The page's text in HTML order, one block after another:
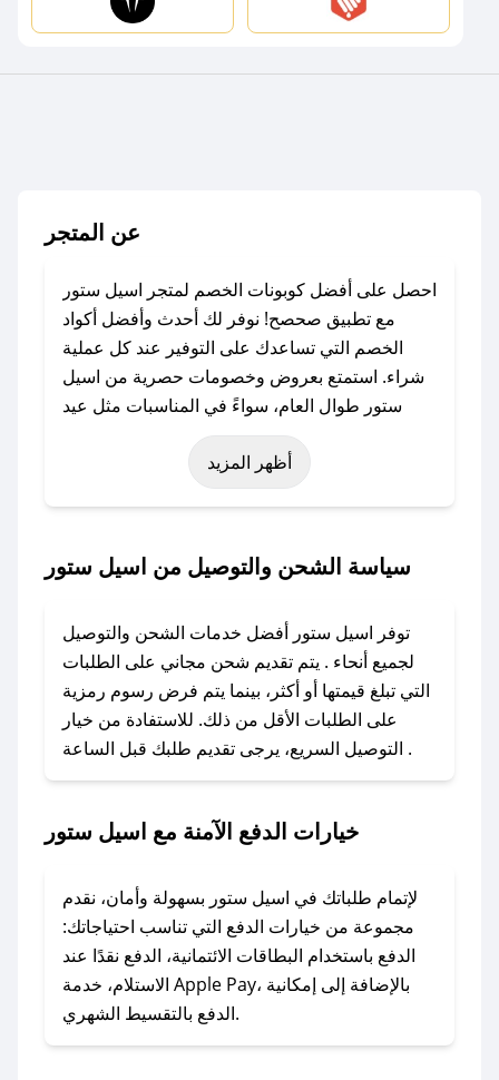
عن المتجر
احصل على أفضل كوبونات الخصم لمتجر اسيل ستور
مع تطبيق صحصح! نوفر لك أحدث وأفضل أكواد
الخصم التي تساعدك على التوفير عند كل عملية
شراء. استمتع بعروض وخصومات حصرية من اسيل
ستور طوال العام، سواءً في المناسبات مثل عيد
الفطر، عيد الأضحى، الجمعة البيضاء (شهر نوفمبر)،
رمضان، اليوم الوطني، يوم التأسيس، أو حتى عروض
باستخدام تطبيق صحصح، يمكنك العثور بسهولة على
تواصل معنا عبر تويتر أو البريد الإلكتروني لإضافته
بسرعة.
### كيفية استخدام كود خصم اسيل ستور؟
1. انسخ كود الخصم من تطبيق صحصح.
2. الصقه في خانة الدفع عند التسوق من اسيل ستور.
### ماذا أفعل إذا لم يعمل كود الخصم؟
الرسائل الخاصة على تويتر أو البريد الإلكتروني،
وسنقوم بحل المشكلة في أسرع وقت ممكن.
### ماذا أفعل إذا لم أجد كود خصم لمتجري
المفضل؟
في حال عدم توفر كوبونات لمتجرك المفضل، يمكنك
أظهر المزيد
سياسة الشحن والتوصيل من اسيل ستور
توفر اسيل ستور أفضل خدمات الشحن والتوصيل
لجميع أنحاء . يتم تقديم شحن مجاني على الطلبات
التي تبلغ قيمتها أو أكثر، بينما يتم فرض رسوم رمزية
على الطلبات الأقل من ذلك. للاستفادة من خيار
التوصيل السريع، يرجى تقديم طلبك قبل الساعة .
خيارات الدفع الآمنة مع اسيل ستور
لإتمام طلباتك في اسيل ستور بسهولة وأمان، نقدم
مجموعة من خيارات الدفع التي تناسب احتياجاتك:
الدفع باستخدام البطاقات الائتمانية، الدفع نقدًا عند
الاستلام، خدمة Apple Pay، بالإضافة إلى إمكانية
الدفع بالتقسيط الشهري.